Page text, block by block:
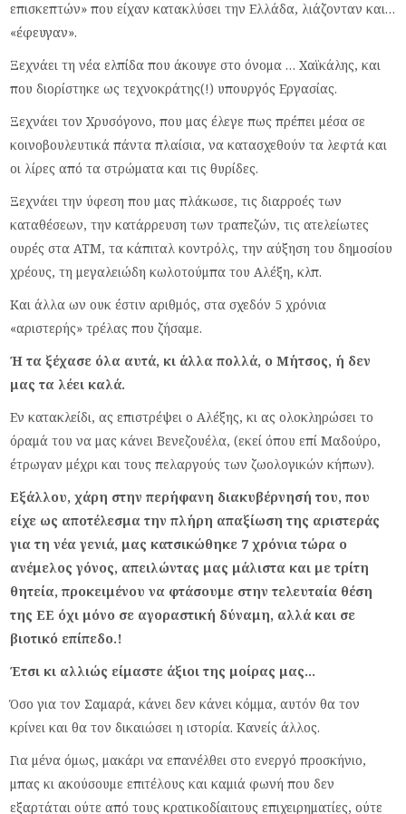
επισκεπτών» που είχαν κατακλύσει την Ελλάδα, λιάζονταν και…
«έφευγαν».
Ξεχνάει τη νέα ελπίδα που άκουγε στο όνομα … Χαϊκάλης, και
που διορίστηκε ως τεχνοκράτης(!) υπουργός Εργασίας.
Ξεχνάει τον Χρυσόγονο, που μας έλεγε πως πρέπει μέσα σε
κοινοβουλευτικά πάντα πλαίσια, να κατασχεθούν τα λεφτά και
οι λίρες από τα στρώματα και τις θυρίδες.
Ξεχνάει την ύφεση που μας πλάκωσε, τις διαρροές των
καταθέσεων, την κατάρρευση των τραπεζών, τις ατελείωτες
ουρές στα ΑΤΜ, τα κάπιταλ κοντρόλς, την αύξηση του δημοσίου
χρέους, τη μεγαλειώδη κωλοτούμπα του Αλέξη, κλπ.
Και άλλα ων ουκ έστιν αριθμός, στα σχεδόν 5 χρόνια
«αριστερής» τρέλας που ζήσαμε.
Ή τα ξέχασε όλα αυτά, κι άλλα πολλά, ο Μήτσος, ή δεν
μας τα λέει καλά.
Εν κατακλείδι, ας επιστρέψει ο Αλέξης, κι ας ολοκληρώσει το
όραμά του να μας κάνει Βενεζουέλα, (εκεί όπου επί Μαδούρο,
έτρωγαν μέχρι και τους πελαργούς των ζωολογικών κήπων).
Εξάλλου, χάρη στην περήφανη διακυβέρνησή του, που
είχε ως αποτέλεσμα την πλήρη απαξίωση της αριστεράς
για τη νέα γενιά, μας κατσικώθηκε 7 χρόνια τώρα ο
ανέμελος γόνος, απειλώντας μας μάλιστα και με τρίτη
θητεία, προκειμένου να φτάσουμε στην τελευταία θέση
της ΕΕ όχι μόνο σε αγοραστική δύναμη, αλλά και σε
βιοτικό επίπεδο.!
Έτσι κι αλλιώς είμαστε άξιοι της μοίρας μας…
Όσο για τον Σαμαρά, κάνει δεν κάνει κόμμα, αυτόν θα τον
κρίνει και θα τον δικαιώσει η ιστορία. Κανείς άλλος.
Για μένα όμως, μακάρι να επανέλθει στο ενεργό προσκήνιο,
μπας κι ακούσουμε επιτέλους και καμιά φωνή που δεν
εξαρτάται ούτε από τους κρατικοδίαιτους επιχειρηματίες, ούτε